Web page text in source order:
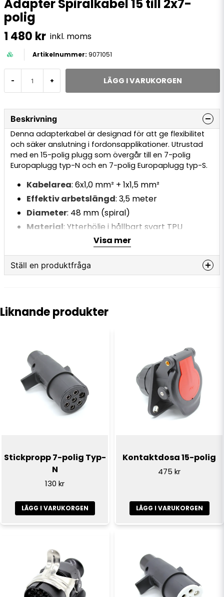
Adapter Spiralkabel 15 till 2x7-
polig
1 480 kr inkl. moms
9071051
- + LÄGG I VARUKORGEN
Beskrivning
Denna adapterkabel är designad för att ge flexibilitet
och säker anslutning i fordonsapplikationer. Utrustad
med en 15-polig plugg som övergår till en 7-polig
Europaplugg typ-N och en 7-polig Europaplugg typ-S.
Kabelarea: 6x1,0 mm² + 1x1,5 mm²
Effektiv arbetslängd: 3,5 meter
Diameter: 48 mm (spiral)
Material: Ytterhölje i hållbart svart TPU
(Termoplastisk Polyuretan) för extra slitstyrka
Visa mer
Ställ en produktfråga
email
E-postadress
Skicka fråga
Liknande produkter
Stickpropp 7-polig Typ-
N
130 kr
LÄGG I VARUKORGEN
Kontaktdosa 15-polig
475 kr
LÄGG I VARUKORGEN